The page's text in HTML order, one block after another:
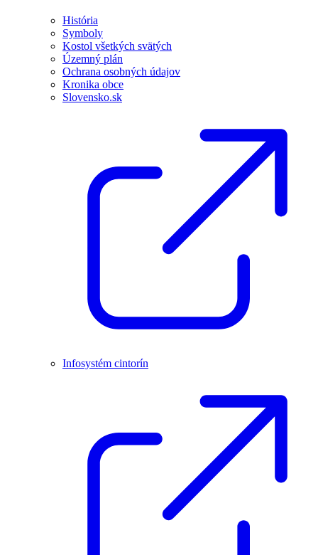
História
Symboly
Kostol všetkých svätých
Územný plán
Ochrana osobných údajov
Kronika obce
Slovensko.sk
Infosystém cintorín